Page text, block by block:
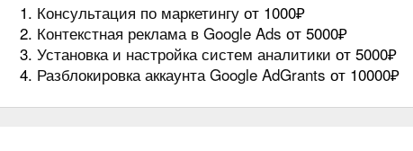
Консультация по маркетингу от 1000₽
Контекстная реклама в Google Ads от 5000₽
Установка и настройка систем аналитики от 5000₽
Разблокировка аккаунта Google AdGrants от 10000₽